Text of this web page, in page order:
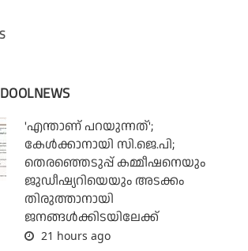
'എന്താണ് പറയുന്നത്';
കേള്‍ക്കാനായി സി.ജെ.പി;
തെരഞ്ഞെടുപ്പ് കമ്മീഷനെയും
ജുഡീഷ്യറിയെയും അടക്കം
തിരുത്താനായി
ജനങ്ങള്‍ക്കിടയിലേക്ക്
21 hours ago